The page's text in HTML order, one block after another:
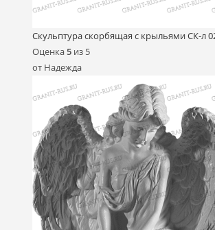
Скульптура скорбящая с крыльями СК-л
Оценка5 из 5
от Надежда